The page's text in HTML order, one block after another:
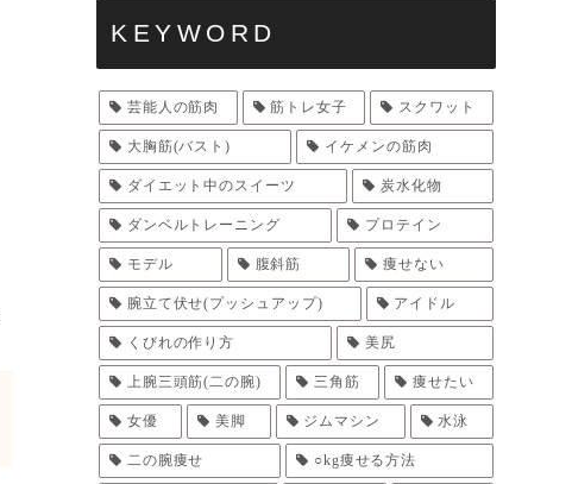
KEYWORD
芸能人の筋肉 筋トレ女子 スクワット
大胸筋(バスト) イケメンの筋肉
ダイエット中のスイーツ 炭水化物
ダンベルトレーニング プロテイン
モデル 腹斜筋 痩せない
腕立て伏せ(プッシュアップ) アイドル
くびれの作り方 美尻
上腕三頭筋(二の腕) 三角筋 痩せたい
女優 美脚 ジムマシン 水泳
二の腕痩せ ○kg痩せる方法